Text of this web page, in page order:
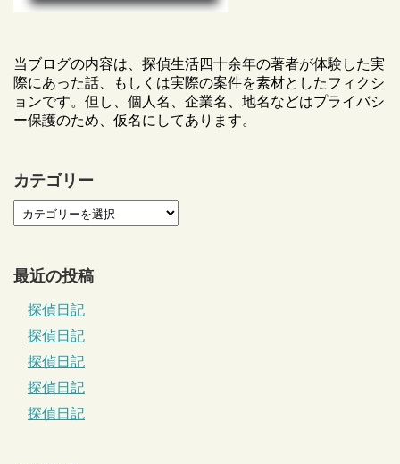
当ブログの内容は、探偵生活四十余年の著者が体験した実
際にあった話、もしくは実際の案件を素材としたフィクシ
ョンです。但し、個人名、企業名、地名などはプライバシ
ー保護のため、仮名にしてあります。
カテゴリー
最近の投稿
探偵日記
探偵日記
探偵日記
探偵日記
探偵日記